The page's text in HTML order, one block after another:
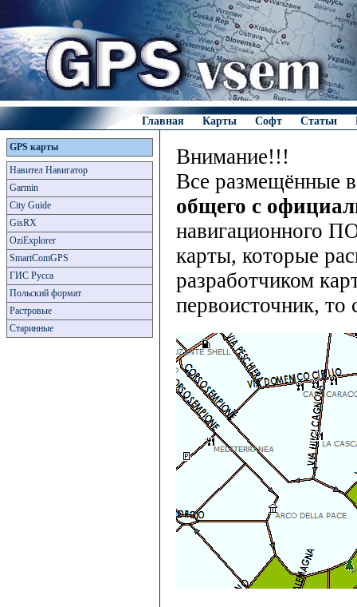
Главная Карты Софт Статьи
GPS карты
Навител Навигатор
Garmin
City Guide
GisRX
OziExplorer
SmartComGPS
ГИС Русса
Польский формат
Растровые
Старинные
Внимание!!!
Все размещённые
общего с
навигационного
карты, которые
разработчиком
первоисточник,